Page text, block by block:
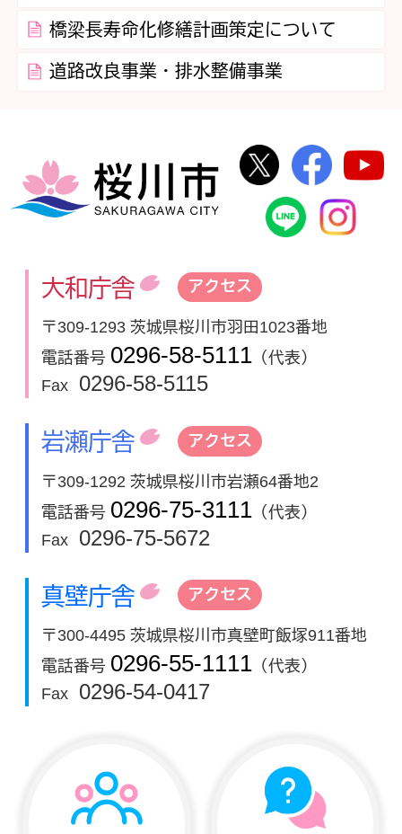
橋梁長寿命化修繕計画策定について
道路改良事業・排水整備事業
桜川市
桜川市公式
桜川
桜川市公
大和庁舎 アクセス
〒309-1293 茨城県桜川市羽田1023番地
電話番号 0296-58-5111 （代表）
Fax
0296-58-5115
岩瀬庁舎 アクセス
〒309-1292 茨城県桜川市岩瀬64番地2
電話番号 0296-75-3111 （代表）
Fax
0296-75-5672
真壁庁舎 アクセス
〒300-4495 茨城県桜川市真壁町飯塚911番地
電話番号 0296-55-1111 （代表）
Fax
0296-54-0417